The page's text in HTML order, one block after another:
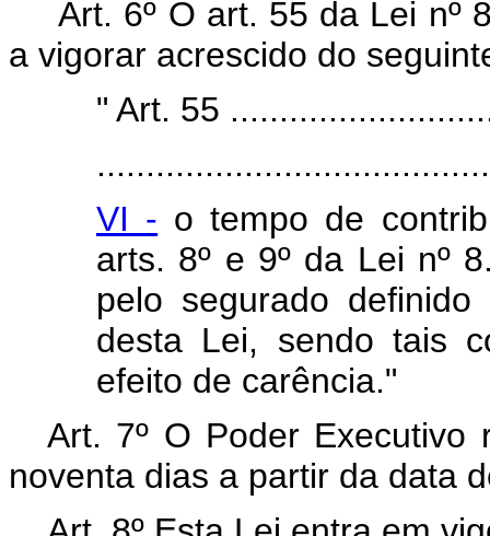
Art. 6º O art. 55 da Lei nº
a vigorar acrescido do
" Art. 55
VI - o tempo de
arts. 8º e 9º da Lei nº
pelo segurado
desta Lei, sendo tais
efeito de carência."
Art. 7º O Poder Executivo
noventa dias a partir da data